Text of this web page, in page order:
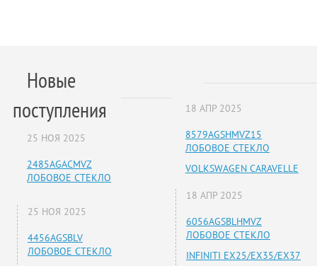
Новые
поступления
25 НОЯ 2025
2485AGACMVZ
ЛОБОВОЕ СТЕКЛО
25 НОЯ 2025
4456AGSBLV
ЛОБОВОЕ СТЕКЛО
18 АПР 2025
8579AGSHMVZ15
ЛОБОВОЕ СТЕКЛО
VOLKSWAGEN CARAVELLE
18 АПР 2025
6056AGSBLHMVZ
ЛОБОВОЕ СТЕКЛО
INFINITI EX25/EX35/EX37